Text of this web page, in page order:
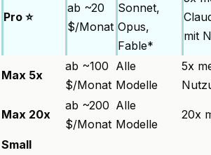
Pro ⭐
ab ~20
$/Monat
Sonnet,
Opus,
Fable*
mit
Max 5x
ab ~100
$/Monat
Alle
Modelle
5x
Max 20x
ab ~200
$/Monat
Alle
Modelle
20x
Small